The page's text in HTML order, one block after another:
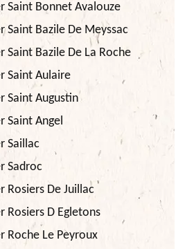
Saint Bonnet Avalouze
Saint Bazile De Meyssac
Saint Bazile De La Roche
Saint Aulaire
Saint Augustin
Saint Angel
Saillac
Sadroc
Rosiers De Juillac
Rosiers D Egletons
Roche Le Peyroux